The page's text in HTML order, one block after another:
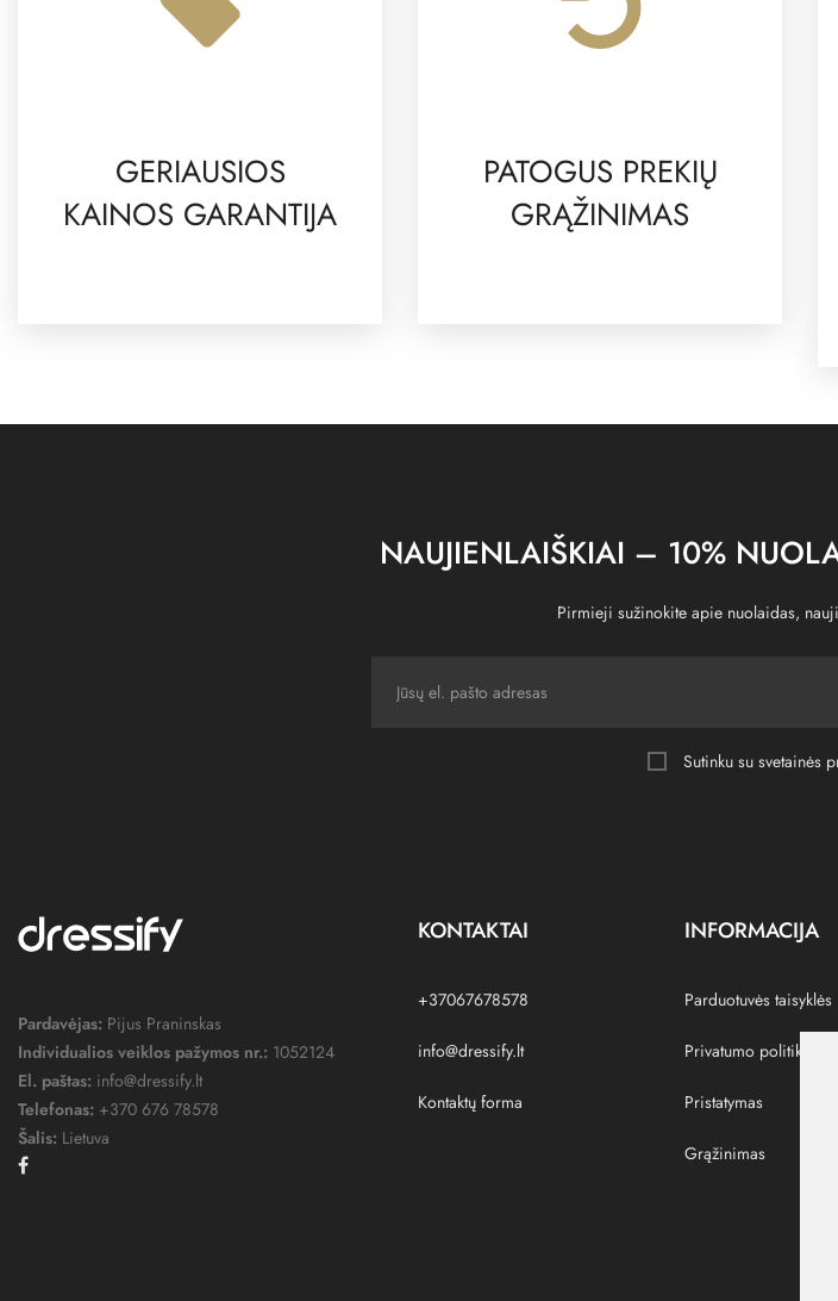
GERIAUSIOS
KAINOS GARANTIJA
PATOGUS PREKIŲ
GRĄŽINIMAS
NAUJIENLAIŠKIAI – 10%
Pirmieji sužinokite apie nuolaidas,
Sutinku su svetainės
Pardavėjas: Pijus Praninskas
Individualios veiklos pažymos nr.: 1052124
El. paštas: info@dressify.lt
Telefonas: +370 676 78578
Šalis: Lietuva
KONTAKTAI
+37067678578
info@dressify.lt
Kontaktų forma
INFORMACIJA
Parduotuvės taisyklės
Privatumo politika
Pristatymas
Grąžinimas